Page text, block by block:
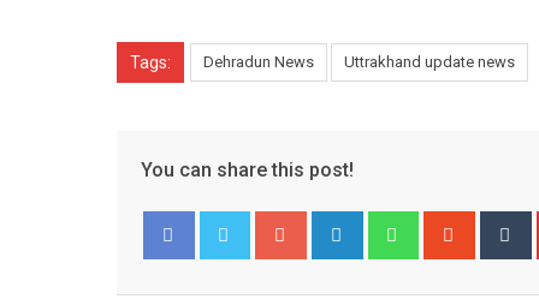
Tags: Dehradun News Uttrakhand update news
You can share this post!
Google+ LinkedIn Whatsapp